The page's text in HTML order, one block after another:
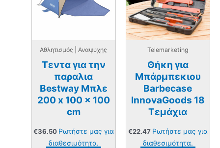
Αθλητισμός | Αναψυχης
Τεντα για την
παραλια
Bestway Μπλε
200 x 100 x 100
cm
€36.50 Ρωτήστε μας για
διαθεσιμότητα.
Telemarketing
Θήκη για
Mπάρμπεκιου
Barbecase
InnovaGoods 18
Τεμάχια
€22.47 Ρωτήστε μας για
διαθεσιμότητα.